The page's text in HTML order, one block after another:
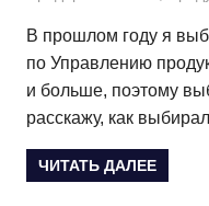
В прошлом году я
по Управлению
и больше, поэтому
расскажу, как
ЧИТАТЬ ДАЛЕЕ